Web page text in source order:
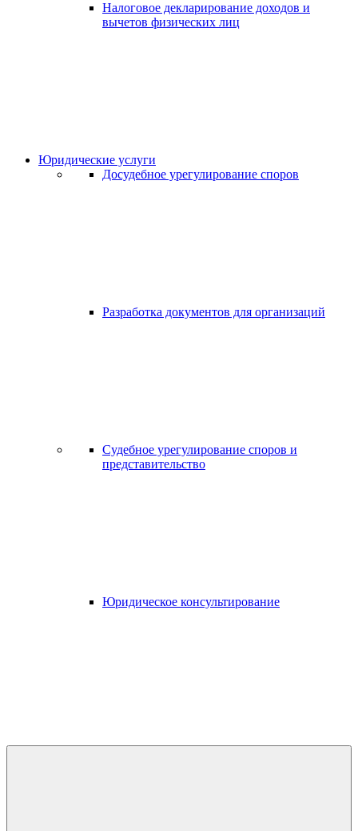
Налоговое декларирование доходов и
вычетов физических лиц
Юридические услуги
Досудебное урегулирование споров
Разработка документов для организаций
Судебное урегулирование споров и
представительство
Юридическое консультирование